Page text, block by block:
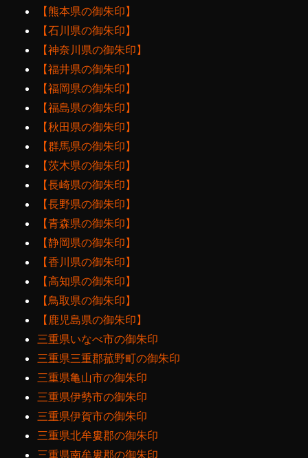
【熊本県の御朱印】
【石川県の御朱印】
【神奈川県の御朱印】
【福井県の御朱印】
【福岡県の御朱印】
【福島県の御朱印】
【秋田県の御朱印】
【群馬県の御朱印】
【茨木県の御朱印】
【長崎県の御朱印】
【長野県の御朱印】
【青森県の御朱印】
【静岡県の御朱印】
【香川県の御朱印】
【高知県の御朱印】
【鳥取県の御朱印】
【鹿児島県の御朱印】
三重県いなべ市の御朱印
三重県三重郡菰野町の御朱印
三重県亀山市の御朱印
三重県伊勢市の御朱印
三重県伊賀市の御朱印
三重県北牟婁郡の御朱印
三重県南牟婁郡の御朱印